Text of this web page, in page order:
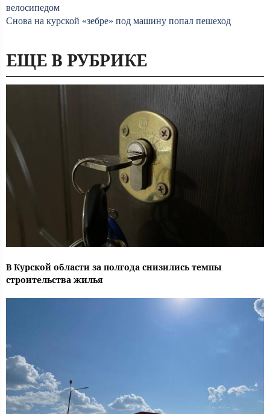
велосипедом
Снова на курской «зебре» под машину попал пешеход
ЕЩЕ В РУБРИКЕ
В Курской области за полгода снизились темпы
строительства жилья